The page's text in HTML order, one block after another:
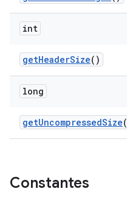
int
getHeaderSize()
long
getUncompressedSize
Constantes